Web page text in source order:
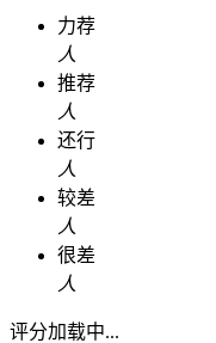
力荐
人
推荐
人
还行
人
较差
人
很差
人
评分加载中...